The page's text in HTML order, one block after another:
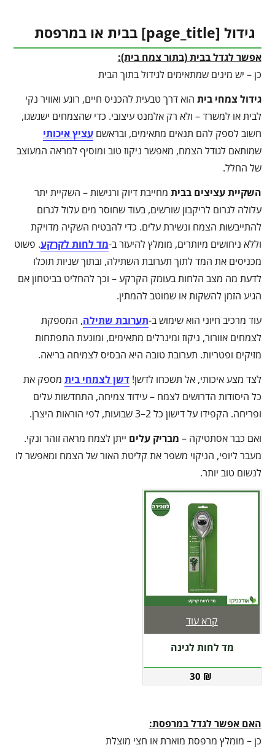
גידול [page_title] בבית או במרפסת
אפשר לגדל בבית (בתור צמח בית):
כן – יש מינים שמתאימים לגידול בתוך הבית
גידול צמחי בית הוא דרך טבעית להכניס חיים, רוגע ואוויר נקי
לבית או למשרד – ולא רק אלמנט עיצובי. כדי שהצמחים ישגשגו,
חשוב לספק להם תנאים מתאימים, ובראשםעציץ איכותי
שמותאם לגודל הצמח, מאפשר ניקוז טוב ומוסיף למראה המעוצב
של החלל.
השקיית עציצים בבית מחייבת דיוק ורגישות – השקיית יתר
עלולה לגרום לריקבון שורשים, בעוד שחוסר מים עלול לגרום
להתייבשות הצמח ונשירת עלים. כדי להבטיח השקיה מדויקת
וללא ניחושים מיותרים, מומלץ להיעזר ב-מד לחות לקרקע. פשוט
מכניסים את המד לתוך תערובת השתילה, ובתוך שניות תוכלו
לדעת מה מצב הלחות בעומק הקרקע – וכך להחליט בביטחון אם
הגיע הזמן להשקות או שמוטב להמתין.
עוד מרכיב חיוני הוא שימוש ב-תערובת שתילה, המספקת
לצמחים אוורור, ניקוז ומינרלים מתאימים, ומונעת התפתחות
מזיקים ופטריות. תערובת טובה היא הבסיס לצמיחה בריאה.
לצד מצע איכותי, אל תשכחו לדשן!דשן לצמחי בית מספק את
כל היסודות הדרושים לצמח – עידוד צמיחה, התחדשות עלים
ופריחה. הקפידו על דישון כל 2–3 שבועות, לפי הוראות היצרן.
ואם כבר אסתטיקה – מבריק עלים ייתן לצמח מראה זוהר ונקי.
מעבר ליופי, הניקוי משפר את קליטת האור של הצמח ומאפשר לו
לנשום טוב יותר.
מד לחות לגינה
30 ₪
קרא עוד
האם אפשר לגדל במרפסת:
כן – מומלץ מרפסת מוארת או חצי מוצלת